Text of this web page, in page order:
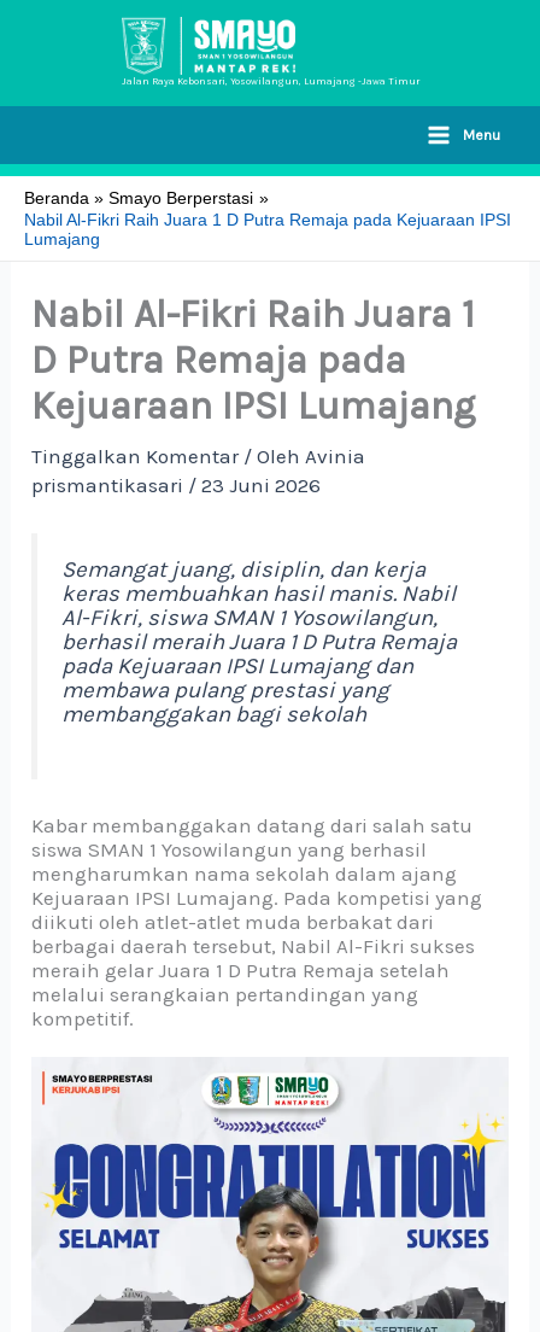
Jalan Raya Kebonsari, Yosowilangun, Lumajang -Jawa Timur
Menu
Beranda
Smayo Berperstasi
Nabil Al-Fikri Raih Juara 1 D Putra Remaja pada Kejuaraan IPSI
Lumajang
Nabil Al-Fikri Raih Juara 1
D Putra Remaja pada
Kejuaraan IPSI Lumajang
Tinggalkan Komentar / OlehAvinia
prismantikasari /23 Juni 2026
Semangat juang, disiplin, dan kerja
keras membuahkan hasil manis. Nabil
Al-Fikri, siswa SMAN 1 Yosowilangun,
berhasil meraih Juara 1 D Putra Remaja
pada Kejuaraan IPSI Lumajang dan
membawa pulang prestasi yang
membanggakan bagi sekolah
Kabar membanggakan datang dari salah satu
siswa SMAN 1 Yosowilangun yang berhasil
mengharumkan nama sekolah dalam ajang
Kejuaraan IPSI Lumajang. Pada kompetisi yang
diikuti oleh atlet-atlet muda berbakat dari
berbagai daerah tersebut, Nabil Al-Fikri sukses
meraih gelar Juara 1 D Putra Remaja setelah
melalui serangkaian pertandingan yang
kompetitif.